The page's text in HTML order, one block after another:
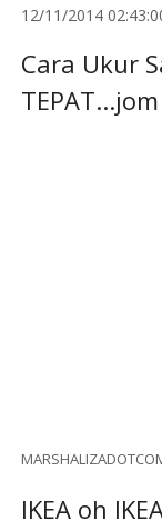
12/11/2014
Cara Ukur
IKEA oh